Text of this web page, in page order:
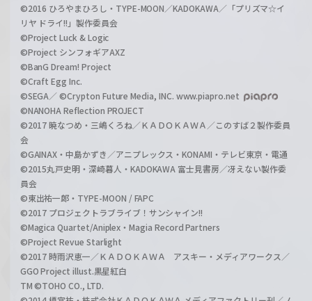
©2016 ひろやまひろし・TYPE-MOON／KADOKAWA／「プリズマ☆イ
リヤ ドライ!!」製作委員会
©Project Luck & Logic
©Project シンフォギアAXZ
©BanG Dream! Project
©Craft Egg Inc.
©SEGA／ ©Crypton Future Media, INC. www.piapro.net
©NANOHA Reflection PROJECT
©2017 暁なつめ・三嶋くろね／ＫＡＤＯＫＡＷＡ／このすば２製作委員
会
©GAINAX・中島かずき／アニプレックス・KONAMI・テレビ東京・電通
©2015丸戸史明・深崎暮人・KADOKAWA 富士見書房／冴えない製作委
員会
©東出祐一郎・TYPE-MOON / FAPC
©2017 プロジェクトラブライブ！サンシャイン!!
©Magica Quartet/Aniplex・Magia Record Partners
©Project Revue Starlight
©2017 時雨沢恵一／ＫＡＤＯＫＡＷＡ アスキー・メディアワークス／
GGO Project illust.黒星紅白
TM ©TOHO CO., LTD.